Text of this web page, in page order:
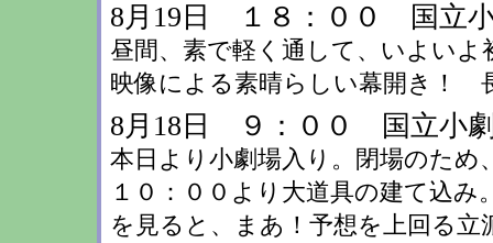
8月19日 １８：００ 国立
昼間、素で軽く通して、いよい
映像による素晴らしい幕開き！
8月18日 ９：００ 国立小
本日より小劇場入り。閉場のた
１０：００より大道具の建て込
を見ると、まあ！予想を上回る